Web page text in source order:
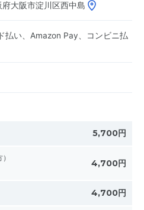
府大阪市淀川区西中島
払い、Amazon Pay、コンビニ払
5,700円
4,700円
4,700円